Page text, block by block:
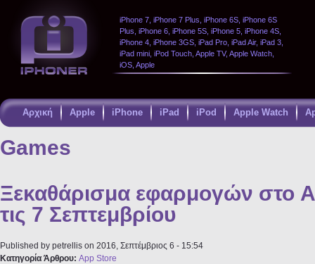
iPhone 7, iPhone 7 Plus, iPhone 6S, iPhone 6S
Plus, iPhone 6, iPhone 5S, iPhone 5, iPhone 4S,
iPhone 4, iPhone 3GS, iPad Pro, iPad Air, iPad 3,
iPad mini, iPod Touch, Apple TV, Apple Watch,
iOS, Apple
Αρχική Apple iPhone iPad iPod Apple Watch
Παράκαμψη
κυρίως
Games
Ξεκαθάρισμα εφαρμογών στο
τις 7 Σεπτεμβρίου
Published by petrellis on 2016, Σεπτέμβριος 6 - 15:54
Κατηγορία Άρθρου: App Store